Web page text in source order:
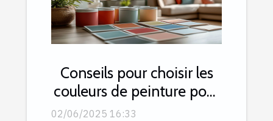
Conseils pour choisir les
couleurs de peinture pour
chaque pièce de la
02/06/2025 16:33